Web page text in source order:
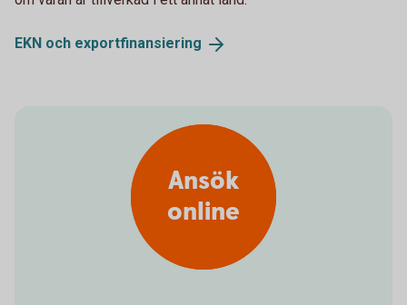
EKN och exportfinansiering
Ansök
online